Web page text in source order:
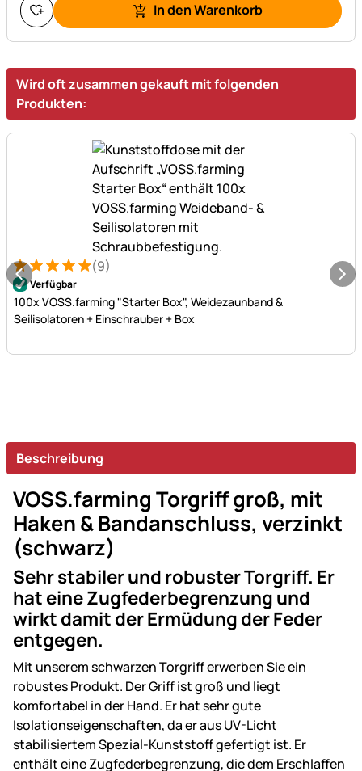
In den Warenkorb
Wird oft zusammen gekauft mit folgenden
Produkten:
Bewertung: 5 von 5 (9 Bewertungen)
9 Bewertungen
(9)
Verfügbar
100x VOSS.farming "Starter Box", Weidezaunband &
Seilisolatoren + Einschrauber + Box
Beschreibung
VOSS.farming Torgriff groß, mit
Haken & Bandanschluss, verzinkt
(schwarz)
Sehr stabiler und robuster Torgriff. Er
hat eine Zugfederbegrenzung und
wirkt damit der Ermüdung der Feder
entgegen.
Mit unserem schwarzen Torgriff erwerben Sie ein
robustes Produkt. Der Griff ist groß und liegt
komfortabel in der Hand. Er hat sehr gute
Isolationseigenschaften, da er aus UV-Licht
stabilisiertem Spezial-Kunststoff gefertigt ist. Er
enthält eine Zugfederbegrenzung, die dem Erschlaffen